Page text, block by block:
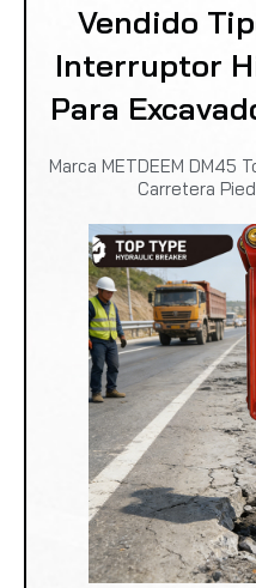
Vendido
Interruptor
Para
Marca METDEEM
Carretera